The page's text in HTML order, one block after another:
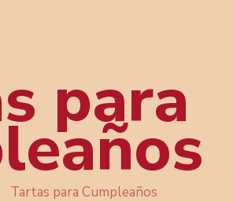
para
Tartas para Cumpleaños